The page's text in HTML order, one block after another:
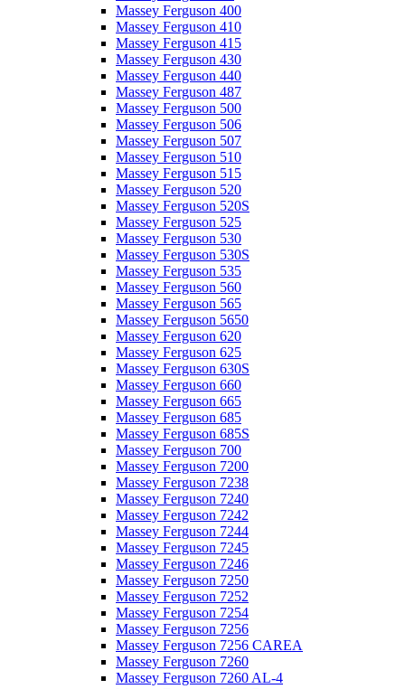
Massey Ferguson 400
Massey Ferguson 410
Massey Ferguson 415
Massey Ferguson 430
Massey Ferguson 440
Massey Ferguson 487
Massey Ferguson 500
Massey Ferguson 506
Massey Ferguson 507
Massey Ferguson 510
Massey Ferguson 515
Massey Ferguson 520
Massey Ferguson 520S
Massey Ferguson 525
Massey Ferguson 530
Massey Ferguson 530S
Massey Ferguson 535
Massey Ferguson 560
Massey Ferguson 565
Massey Ferguson 5650
Massey Ferguson 620
Massey Ferguson 625
Massey Ferguson 630S
Massey Ferguson 660
Massey Ferguson 665
Massey Ferguson 685
Massey Ferguson 685S
Massey Ferguson 700
Massey Ferguson 7200
Massey Ferguson 7238
Massey Ferguson 7240
Massey Ferguson 7242
Massey Ferguson 7244
Massey Ferguson 7245
Massey Ferguson 7246
Massey Ferguson 7250
Massey Ferguson 7252
Massey Ferguson 7254
Massey Ferguson 7256
Massey Ferguson 7256 CAREA
Massey Ferguson 7260
Massey Ferguson 7260 AL-4